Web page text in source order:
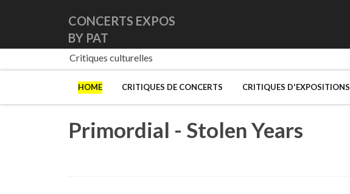
CONCERTS EXPOS
BY PAT
Critiques culturelles
HOME CRITIQUES DE CONCERTS CRITIQUES D'EXPOSITIONS
Primordial - Stolen Years